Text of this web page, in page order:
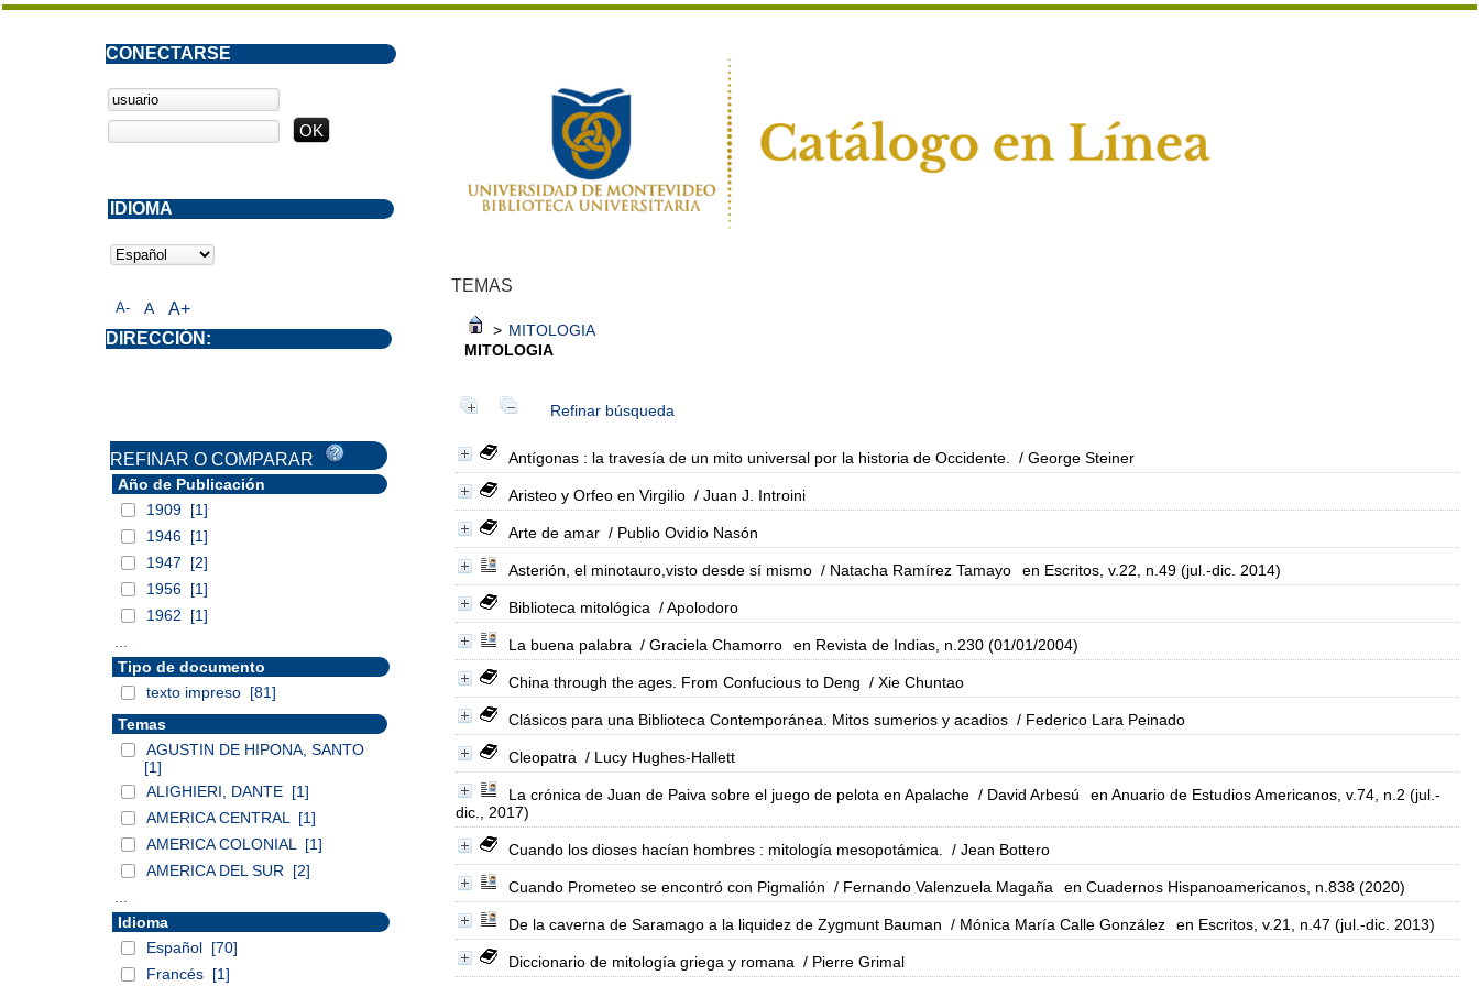
TEMAS
> MITOLOGIA
MITOLOGIA
Refinar búsqueda
Antígonas : la travesía de un mito universal por la historia de Occidente. / George Steiner
Aristeo y Orfeo en Virgilio / Juan J. Introini
Arte de amar / Publio Ovidio Nasón
Asterión, el minotauro,visto desde sí mismo / Natacha Ramírez Tamayo en Escritos, v.22, n.49 (jul.-dic. 2014)
Biblioteca mitológica / Apolodoro
La buena palabra / Graciela Chamorro en Revista de Indias, n.230 (01/01/2004)
China through the ages. From Confucious to Deng / Xie Chuntao
Clásicos para una Biblioteca Contemporánea. Mitos sumerios y acadios / Federico Lara Peinado
Cleopatra / Lucy Hughes-Hallett
La crónica de Juan de Paiva sobre el juego de pelota en Apalache / David Arbesú
en Anuario de Estudios Americanos, v.74, n.2 (jul.-
dic., 2017)
Cuando los dioses hacían hombres : mitología mesopotámica. / Jean Bottero
Cuando Prometeo se encontró con Pigmalión / Fernando Valenzuela Magaña en Cuadernos Hispanoamericanos, n.838 (2020)
De la caverna de Saramago a la liquidez de Zygmunt Bauman / Mónica María Calle González en Escritos, v.21, n.47 (jul.-dic. 2013)
Diccionario de mitología griega y romana / Pierre Grimal
A- A A+
CONECTARSE
DIRECCIÓN:
IDIOMA
REFINAR O COMPARAR
Año de Publicación
1909 [1]
1946 [1]
1947
[2]
1956 [1]
1962
[1]
Tipo de documento
texto impreso [81]
Temas
AGUSTIN DE HIPONA, SANTO
[1]
ALIGHIERI, DANTE [1]
AMERICA CENTRAL
[1]
AMERICA COLONIAL
[1]
AMERICA DEL SUR
[2]
Idioma
Español [70]
Francés [1]